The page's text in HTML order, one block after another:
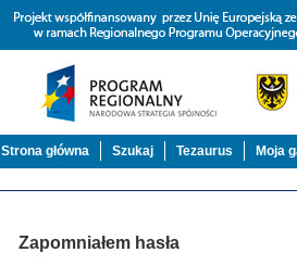
Strona główna Szukaj Tezaurus Moja
Zapomniałem hasła